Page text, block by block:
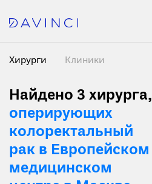
Хирурги Клиники
Найдено 3 хирурга,
оперирующих
колоректальный
рак в Европейском
медицинском